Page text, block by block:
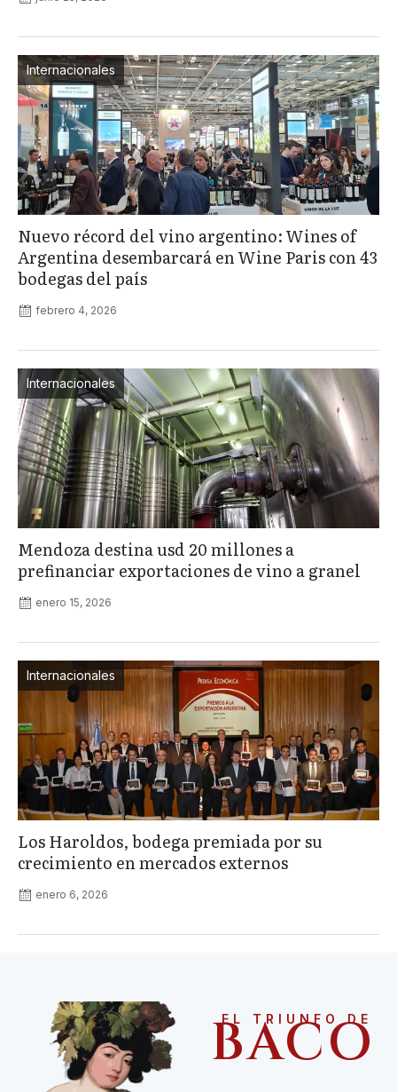
Internacionales
Nuevo récord del vino argentino: Wines of
Argentina desembarcará en Wine Paris con 43
bodegas del país
febrero 4, 2026
Internacionales
Mendoza destina usd 20 millones a
prefinanciar exportaciones de vino a granel
enero 15, 2026
Internacionales
Los Haroldos, bodega premiada por su
crecimiento en mercados externos
enero 6, 2026
EL TRIUNFO DE
BACO